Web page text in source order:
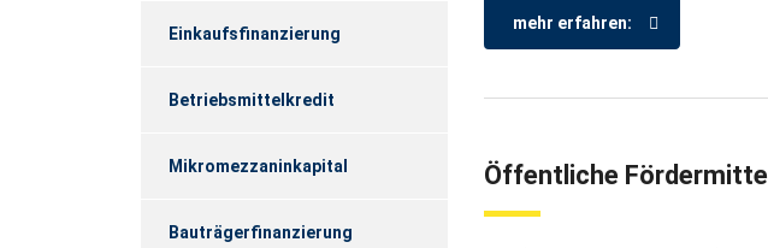
mehr erfahren:
Öffentliche Fördermittel
Einkaufsfinanzierung
Betriebsmittelkredit
Mikromezzaninkapital
Bauträgerfinanzierung